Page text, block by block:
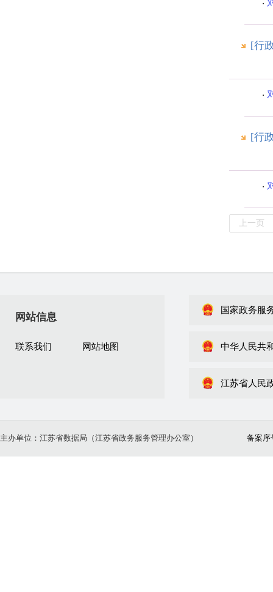
[行
[行
上一页
网站信息
联系我们 网站地图
国家政务服
中华人民共
江苏省人民
主办单位：江苏省数据局（江苏省政务服务管理办公室） 备案序